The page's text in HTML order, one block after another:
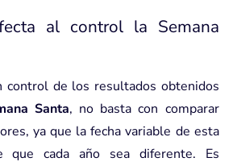
al control la Semana
control de los resultados obtenidos
Santa, no basta con comparar
ya que la fecha variable de esta
que cada año sea diferente. Es